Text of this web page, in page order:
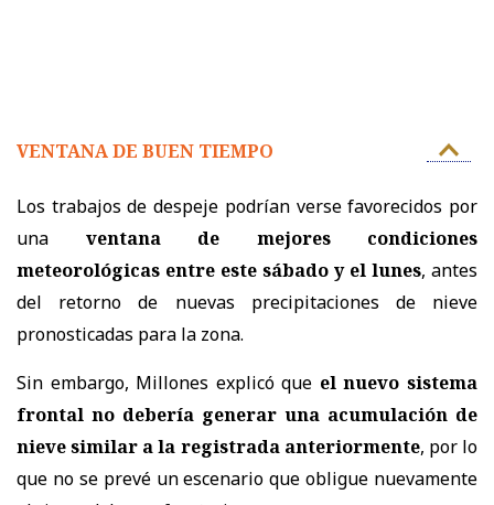
VENTANA DE BUEN TIEMPO
Los trabajos de despeje podrían verse favorecidos por
una ventana de mejores condiciones
meteorológicas entre este sábado y el lunes, antes
del retorno de nuevas precipitaciones de nieve
pronosticadas para la zona.
Sin embargo, Millones explicó que el nuevo sistema
frontal no debería generar una acumulación de
nieve similar a la registrada anteriormente, por lo
que no se prevé un escenario que obligue nuevamente